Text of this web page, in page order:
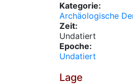
Kategorie:
Archäologische
Zeit:
Undatiert
Epoche:
Undatiert
Lage